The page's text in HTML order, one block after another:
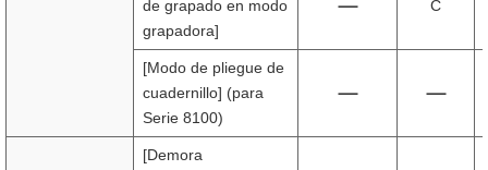
de grapado en modo
grapadora]
C
[Modo de pliegue de
cuadernillo] (para
Serie 8100)
[Demora